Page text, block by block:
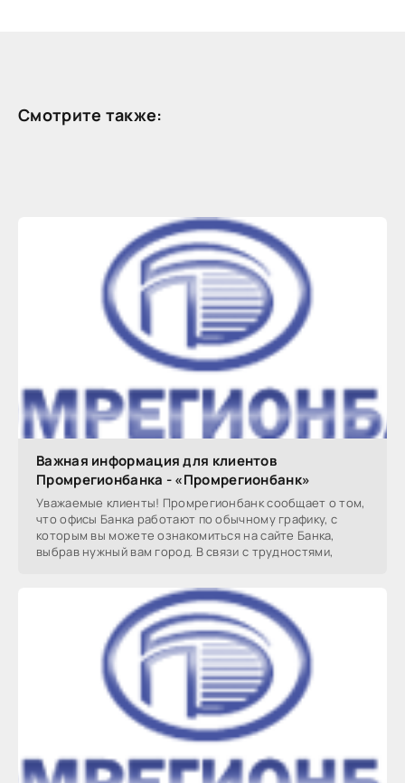
Смотрите также:
Важная информация для клиентов
Промрегионбанка - «Промрегионбанк»
Уважаемые клиенты! Промрегионбанк сообщает о том,
что офисы Банка работают по обычному графику, с
которым вы можете ознакомиться на сайте Банка,
выбрав нужный вам город. В связи с трудностями,